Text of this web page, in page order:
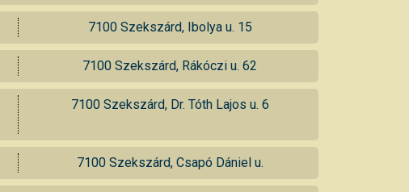
7100 Szekszárd, Ibolya u. 15
7100 Szekszárd, Rákóczi u. 62
7100 Szekszárd, Dr. Tóth Lajos u. 6
7100 Szekszárd, Csapó Dániel u.